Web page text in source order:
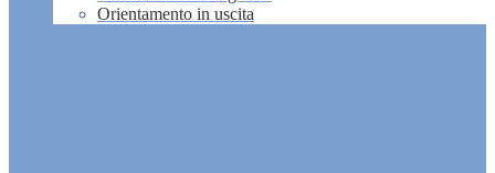
Orientamento in uscita